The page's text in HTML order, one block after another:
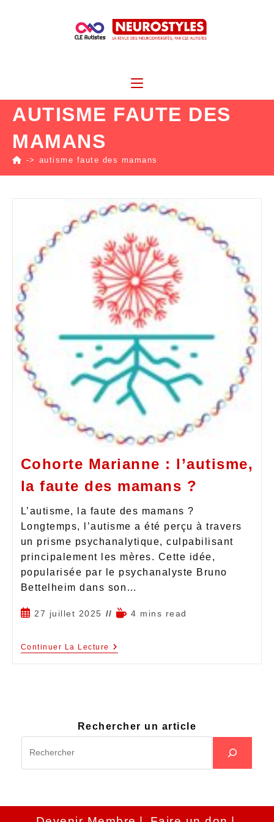
AUTISME FAUTE DES
MAMANS
-> autisme faute des mamans
Cohorte Marianne : l’autisme,
la faute des mamans ?
L’autisme, la faute des mamans ?
Longtemps, l’autisme a été perçu à travers
un prisme psychanalytique, culpabilisant
principalement les mères. Cette idée,
popularisée par le psychanalyste Bruno
Bettelheim dans son…
27 juillet 2025 4 mins read
Continuer La Lecture
Rechercher un article